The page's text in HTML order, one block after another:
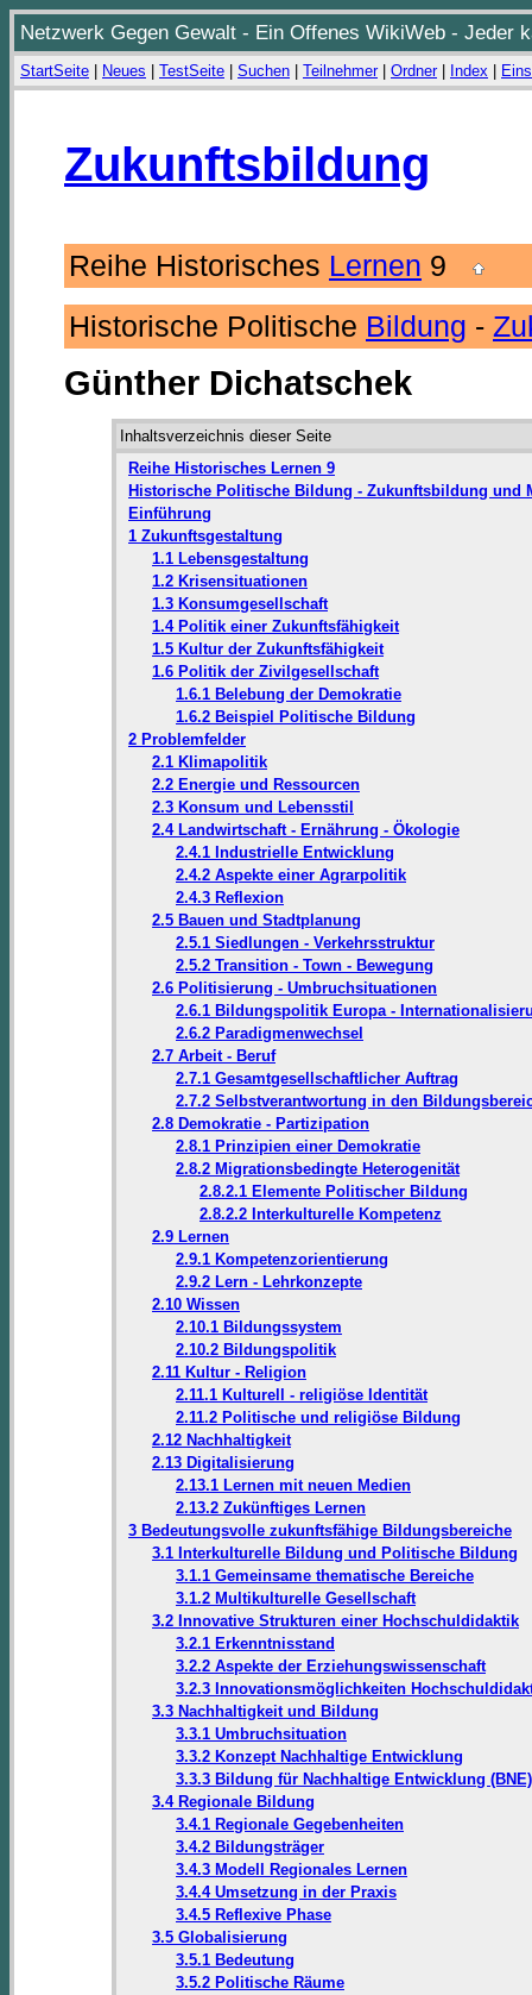
Netzwerk Gegen Gewalt - Ein Offenes WikiWeb - Jeder
StartSeite Neues TestSeite Suchen Teilnehmer| Ordner| Index
Zukunftsbildung
Reihe Historisches Lernen 9
Historische Politische Bildung -
Günther Dichatschek
Inhaltsverzeichnis dieser Seite
Reihe Historisches Lernen 9
Historische Politische Bildung - Zukunftsbildung und
Einführung
1 Zukunftsgestaltung
1.1 Lebensgestaltung
1.2 Krisensituationen
1.3 Konsumgesellschaft
1.4 Politik einer Zukunftsfähigkeit
1.5 Kultur der Zukunftsfähigkeit
1.6 Politik der Zivilgesellschaft
1.6.1 Belebung der Demokratie
1.6.2 Beispiel Politische Bildung
2 Problemfelder
2.1 Klimapolitik
2.2 Energie und Ressourcen
2.3 Konsum und Lebensstil
2.4 Landwirtschaft - Ernährung - Ökologie
2.4.1 Industrielle Entwicklung
2.4.2 Aspekte einer Agrarpolitik
2.4.3 Reflexion
2.5 Bauen und Stadtplanung
2.5.1 Siedlungen - Verkehrsstruktur
2.5.2 Transition - Town - Bewegung
2.6 Politisierung - Umbruchsituationen
2.6.1 Bildungspolitik Europa -
2.6.2 Paradigmenwechsel
2.7 Arbeit - Beruf
2.7.1 Gesamtgesellschaftlicher Auftrag
2.7.2 Selbstverantwortung in den
2.8 Demokratie - Partizipation
2.8.1 Prinzipien einer Demokratie
2.8.2 Migrationsbedingte Heterogenität
2.8.2.1 Elemente Politischer Bildung
2.8.2.2 Interkulturelle Kompetenz
2.9 Lernen
2.9.1 Kompetenzorientierung
2.9.2 Lern - Lehrkonzepte
2.10 Wissen
2.10.1 Bildungssystem
2.10.2 Bildungspolitik
2.11 Kultur - Religion
2.11.1 Kulturell - religiöse Identität
2.11.2 Politische und religiöse Bildung
2.12 Nachhaltigkeit
2.13 Digitalisierung
2.13.1 Lernen mit neuen Medien
2.13.2 Zukünftiges Lernen
3 Bedeutungsvolle zukunftsfähige Bildungsbereiche
3.1 Interkulturelle Bildung und Politische Bildung
3.1.1 Gemeinsame thematische Bereiche
3.1.2 Multikulturelle Gesellschaft
3.2 Innovative Strukturen einer Hochschuldidaktik
3.2.1 Erkenntnisstand
3.2.2 Aspekte der Erziehungswissenschaft
3.2.3 Innovationsmöglichkeiten
3.3 Nachhaltigkeit und Bildung
3.3.1 Umbruchsituation
3.3.2 Konzept Nachhaltige Entwicklung
3.3.3 Bildung für Nachhaltige Entwicklung (BNE)
3.4 Regionale Bildung
3.4.1 Regionale Gegebenheiten
3.4.2 Bildungsträger
3.4.3 Modell Regionales Lernen
3.4.4 Umsetzung in der Praxis
3.4.5 Reflexive Phase
3.5 Globalisierung
3.5.1 Bedeutung
3.5.2 Politische Räume